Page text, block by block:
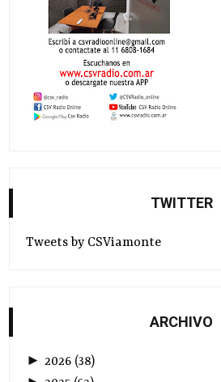
TWITTER
Tweets by CSViamonte
ARCHIVO
► 2026 (38)